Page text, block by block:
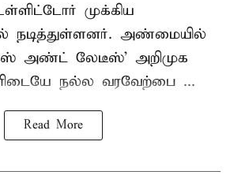
முக்கிய
நடித்துள்ளனர். அண்மையில்
அண்ட் லேடீஸ்' அறிமுக
நல்ல வரவேற்பை ...
Read More